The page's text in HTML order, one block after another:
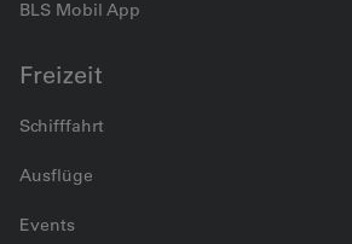
BLS Mobil App
Freizeit
Schifffahrt
Ausflüge
Events